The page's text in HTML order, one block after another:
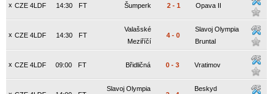
x CZE 4LDF FT
14:30 Šumperk 2 - 1 Opava II
x CZE 4LDF FT
14:30
Valašské
Meziříčí
4 - 0
Slavoj Olympia
Bruntal
x CZE 4LDF FT
09:00 Břidličná 0 - 3 Vratimov
Slavoj Olympia
Beskyd